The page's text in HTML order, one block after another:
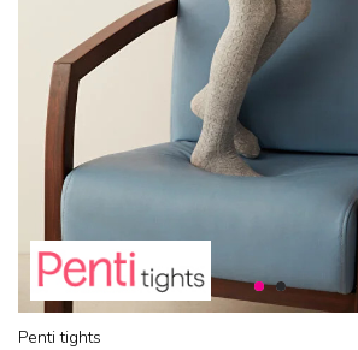
1 2
Penti tights